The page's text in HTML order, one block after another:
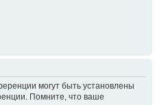
могут быть установлены
Помните, что ваше